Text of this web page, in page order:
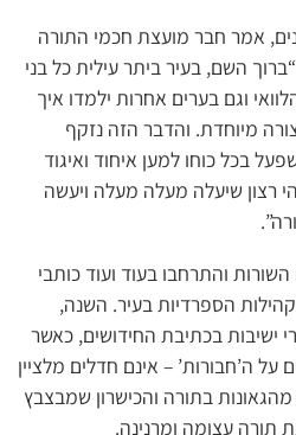
אמר חבר מועצת חכמי התורה
השם, בעיר ביתר עילית כל בני
וגם בערים אחרות ילמדו איך
מיוחדת. והדבר הזה נזקף
בכל כוחו למען איחוד ואיגוד
רצון שיעלה מעלה מעלה ויעשה
והתרחבו בעוד ועוד כותבי
הספרדיות בעיר. השנה,
ישיבות בכתיבת החידושים, כאשר
ה’חבורות’ – אינם חדלים מלציין
בתורה והכישרון שמבצבץ
תורה עצומה ומרנינה.